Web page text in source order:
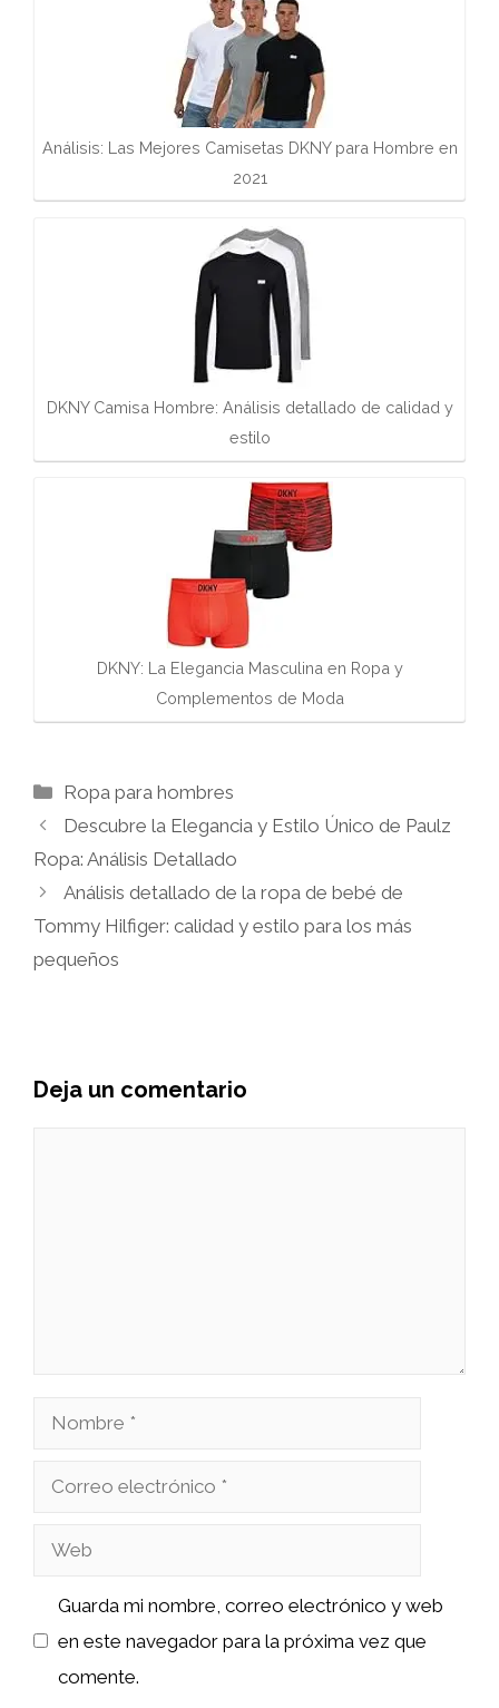
Análisis: Las Mejores Camisetas DKNY para Hombre en
2021
DKNY Camisa Hombre: Análisis detallado de calidad y
estilo
DKNY: La Elegancia Masculina en Ropa y
Complementos de Moda
Categorías
Ropa para hombres
Descubre la Elegancia y Estilo Único de Paulz
Ropa: Análisis Detallado
Análisis detallado de la ropa de bebé de
Tommy Hilfiger: calidad y estilo para los más
pequeños
Deja un comentario
Nombre
Correo
Web
Guarda mi nombre, correo electrónico y web
en este navegador para la próxima vez que
comente.